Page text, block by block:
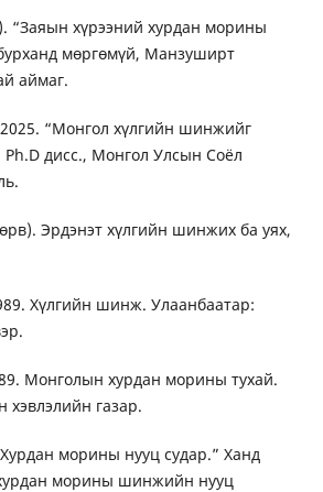
“Заяын хүрээний хурдан морины
мөргөмүй, Манзуширт
аймаг.
“Монгол хүлгийн шинжийг
Ph.D дисс., Монгол Улсын Соёл
Эрдэнэт хүлгийн шинжих ба уях,
Хүлгийн шинж. Улаанбаатар:
Монголын хурдан морины тухай.
хэвлэлийн газар.
морины нууц судар.” Ханд
морины шинжийн нууц